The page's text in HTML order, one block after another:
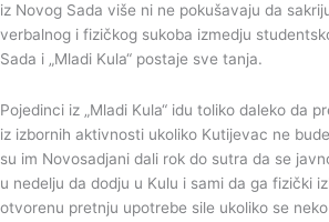
iz Novog Sada više ni ne pokušavaju da
verbalnog i fizičkog sukoba izmedju
Sada i „Mladi Kula“ postaje sve tanja.
Pojedinci iz „Mladi Kula“ idu toliko daleko da
iz izbornih aktivnosti ukoliko Kutijevac ne
su im Novosadjani dali rok do sutra da se
u nedelju da dodju u Kulu i sami da ga fizički
otvorenu pretnju upotrebe sile ukoliko se